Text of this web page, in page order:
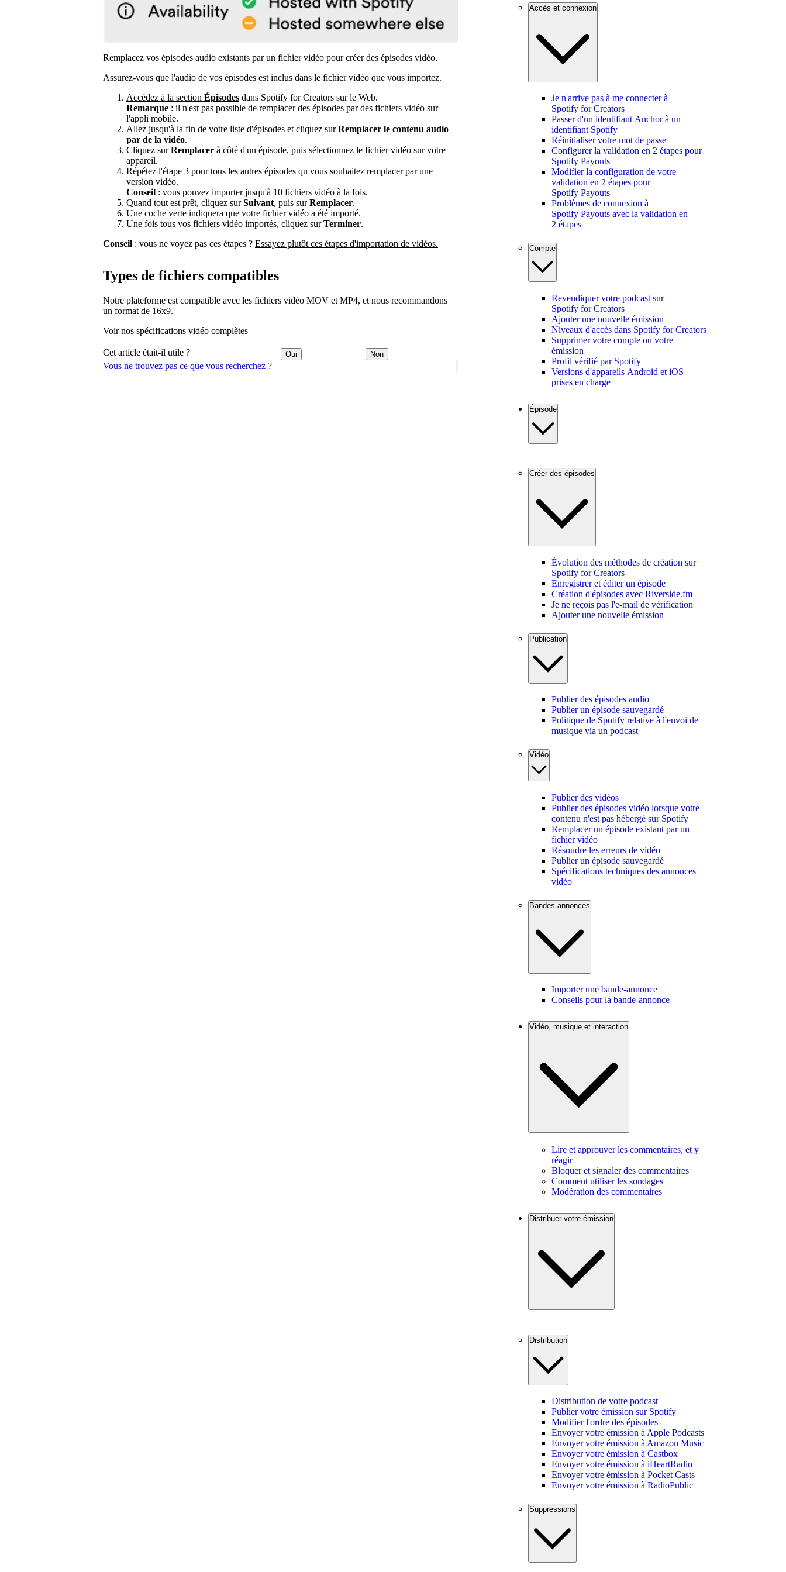
Vous ne trouvez pas ce que vous recherchez ?
Remplacez vos épisodes audio existants par un fichier vidéo pour créer des épisodes vidéo.
Assurez-vous que l'audio de vos épisodes est inclus dans le fichier vidéo que vous importez.
Accédez à la section Épisodes dans Spotify for Creators sur le Web.
Remarque : il n'est pas possible de remplacer des épisodes par des fichiers vidéo sur
l'appli mobile.
Allez jusqu'à la fin de votre liste d'épisodes et cliquez surRemplacer le contenu audio
par de la vidéo.
Cliquez surRemplacer à côté d'un épisode, puis sélectionnez le fichier vidéo sur votre
appareil.
Répétez l'étape 3 pour tous les autres épisodes qu vous souhaitez remplacer par une
version vidéo.
Conseil : vous pouvez importer jusqu'à 10 fichiers vidéo à la fois.
Quand tout est prêt, cliquez surSuivant, puis surRemplacer.
Une coche verte indiquera que votre fichier vidéo a été importé.
Une fois tous vos fichiers vidéo importés, cliquez surTerminer.
Conseil : vous ne voyez pas ces étapes ? Essayez plutôt ces étapes d'importation de vidéos.
Types de fichiers compatibles
Notre plateforme est compatible avec les fichiers vidéo MOV et MP4, et nous recommandons
un format de 16x9.
Voir nos spécifications vidéo complètes
Cet article était-il utile ? Oui Non
Accès et connexion
Je n'arrive pas à me connecter à
Spotify for Creators
Passer d'un identifiant Anchor à un
identifiant Spotify
Réinitialiser votre mot de passe
Configurer la validation en 2 étapes pour
Spotify Payouts
Modifier la configuration de votre
validation en 2 étapes pour
Spotify Payouts
Problèmes de connexion à
Spotify Payouts avec la validation en
2 étapes
Compte
Revendiquer votre podcast sur
Spotify for Creators
Ajouter une nouvelle émission
Niveaux d'accès dans Spotify for Creators
Supprimer votre compte ou votre
émission
Profil vérifié par Spotify
Versions d'appareils Android et iOS
prises en charge
Épisode
Créer des épisodes
Évolution des méthodes de création sur
Spotify for Creators
Enregistrer et éditer un épisode
Création d'épisodes avec Riverside.fm
Je ne reçois pas l'e-mail de vérification
Ajouter une nouvelle émission
Publication
Publier des épisodes audio
Publier un épisode sauvegardé
Politique de Spotify relative à l'envoi de
musique via un podcast
Vidéo
Publier des vidéos
Publier des épisodes vidéo lorsque votre
contenu n'est pas hébergé sur Spotify
Remplacer un épisode existant par un
fichier vidéo
Résoudre les erreurs de vidéo
Publier un épisode sauvegardé
Spécifications techniques des annonces
vidéo
Bandes-annonces
Importer une bande-annonce
Conseils pour la bande-annonce
Vidéo, musique et interaction
Lire et approuver les commentaires, et y
réagir
Bloquer et signaler des commentaires
Comment utiliser les sondages
Modération des commentaires
Distribuer votre émission
Distribution
Distribution de votre podcast
Publier votre émission sur Spotify
Modifier l'ordre des épisodes
Envoyer votre émission à Apple Podcasts
Envoyer votre émission à Amazon Music
Envoyer votre émission à Castbox
Envoyer votre émission à iHeartRadio
Envoyer votre émission à Pocket Casts
Envoyer votre émission à RadioPublic
Suppressions